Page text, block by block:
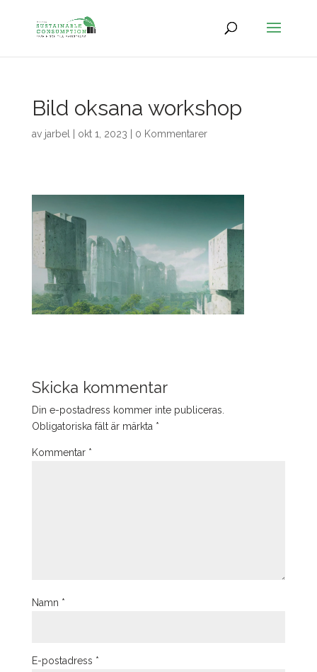
Bild oksana workshop
av jarbel okt 1, 2023 0 Kommentarer
Skicka kommentar
Din e-postadress kommer inte publiceras.
Obligatoriska fält är märkta *
Kommentar *
Namn *
E-postadress *